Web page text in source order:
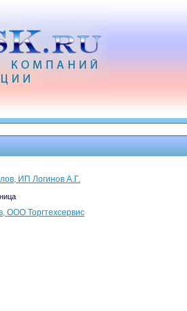
ИП Логинов А.Г.
ООО Торгтехсервис